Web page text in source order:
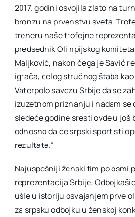
2017. godini osvojila zlato na
bronzu na prvenstvu sveta.
treneru naše trofejne
predsednik Olimpijskog
Maljković, nakon čega je Savić
igrača, celog stručnog štaba
Vaterpolo savezu Srbije da se
izuzetnom priznanju i nadam se
sledeće godine sresti ovde u još
odnosno da će srpski sportisti
rezultate.“
Najuspešniji ženski tim po osmi
reprezentacija Srbije.
ušle u istoriju osvajanjem prve
za srpsku odbojku u ženskoj